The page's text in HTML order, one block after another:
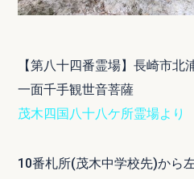
【第八十四番霊場】長崎市
一面千手観世音菩薩
茂木四国八十八ケ所霊場より
10番札所(茂木中学校先)から